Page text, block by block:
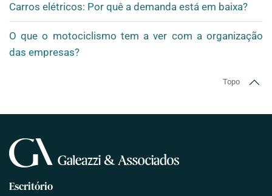
Carros elétricos: Por quê a demanda está em baixa?
O que o motociclismo tem a ver com a organização
das empresas?
Topo
Escritório